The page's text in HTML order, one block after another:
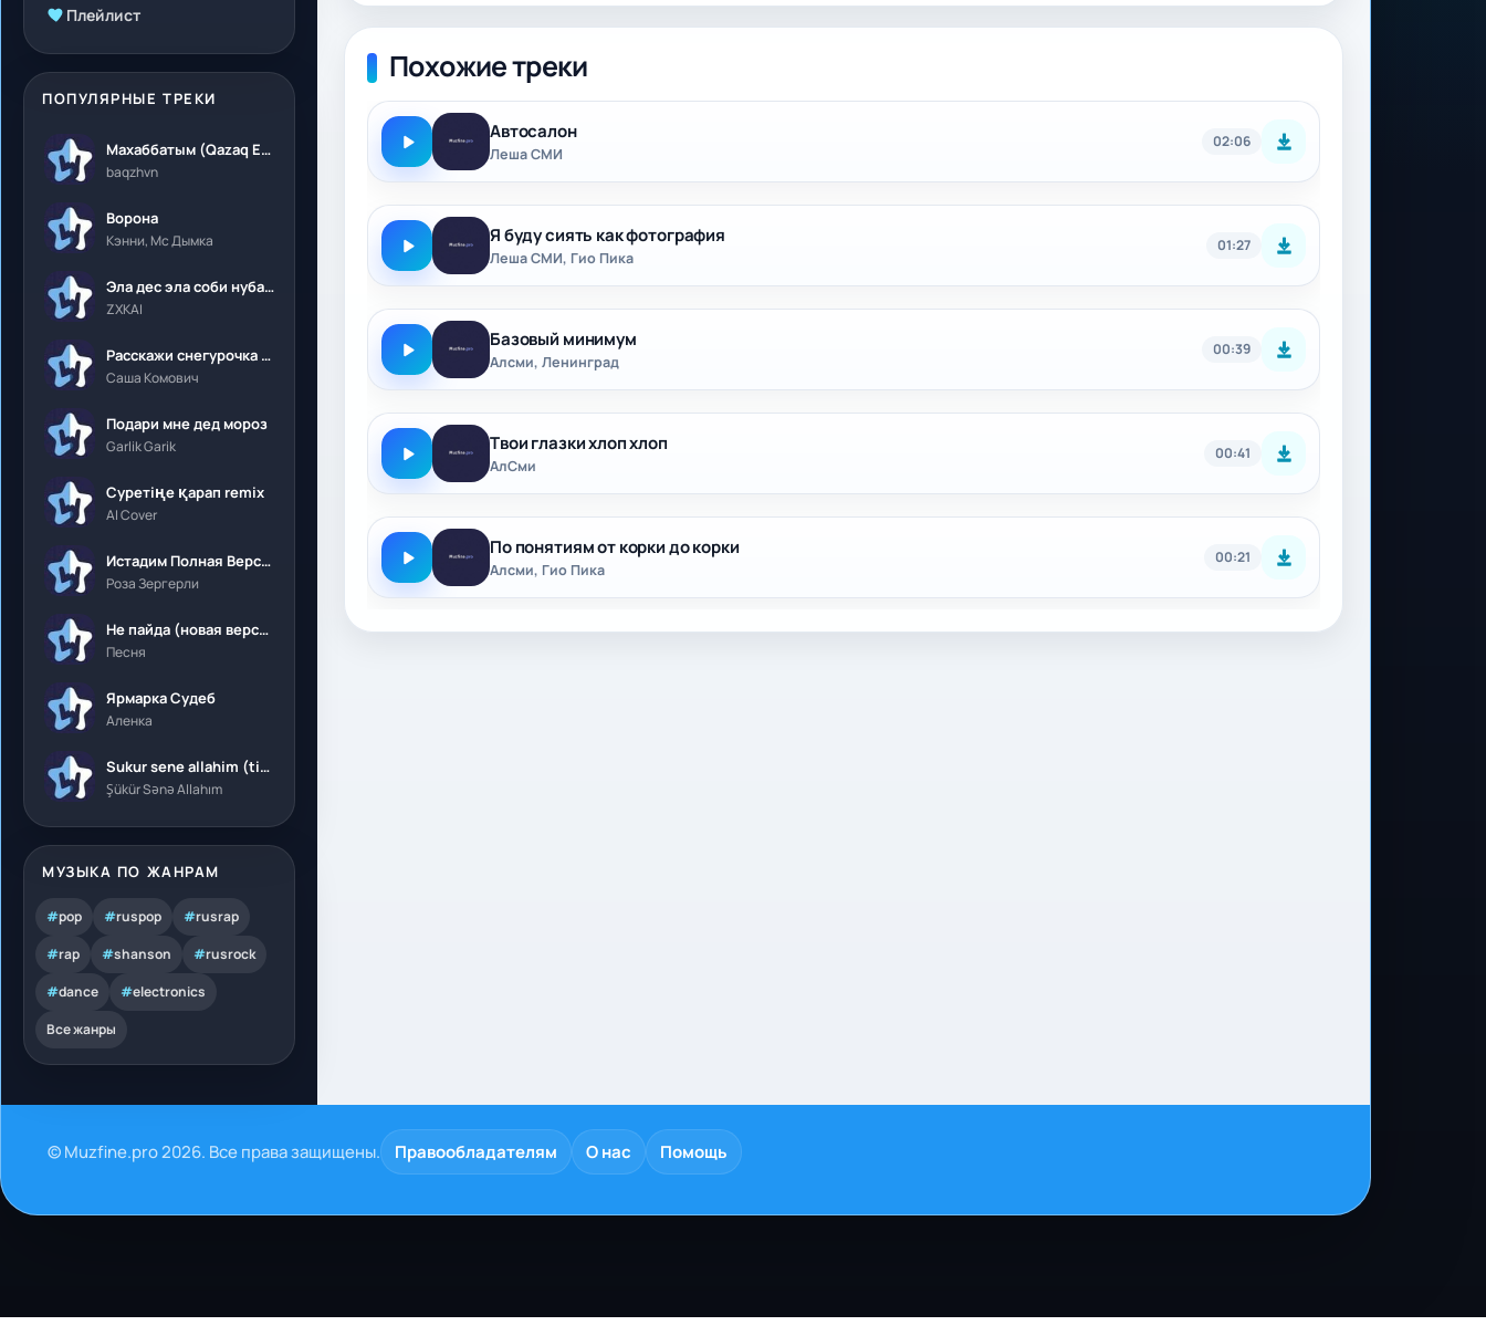
Плейлист
ПОПУЛЯРНЫЕ ТРЕКИ
Махаббатым (Qazaq Edition)
baqzhvn
Ворона
Кэнни, Мс Дымка
Эла дес эла соби нубалеприсон
ZXKAI
Расскажи снегурочка где была
Саша Комович
Подари мне дед мороз
Garlik Garik
Суретіңе қарап remix
AI Cover
Истадим Полная Версия
Роза Зергерли
Не пайда (новая версия)
Песня
Ярмарка Судеб
Аленка
Sukur sene allahim (tik tok)
Şükür Sənə Allahım
МУЗЫКА ПО ЖАНРАМ
#pop #ruspop #rusrap
#rap #shanson #rusrock
#dance #electronics
Все жанры
Похожие треки
Автосалон
Леша СМИ
02:06
Я буду сиять как фотография
Леша СМИ, Гио Пика
01:27
Базовый минимум
Алсми, Ленинград
00:39
Твои глазки хлоп хлоп
АлСми
00:41
По понятиям от корки до корки
Алсми, Гио Пика
00:21
© Muzfine.pro 2026. Все права защищены. Правообладателям О нас Помощь